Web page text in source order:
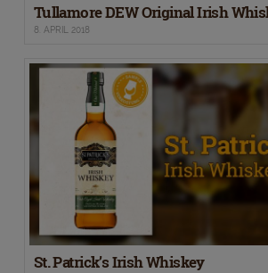
Tullamore DEW Original Irish
8. APRIL 2018
St. Patrick’s Irish Whiskey